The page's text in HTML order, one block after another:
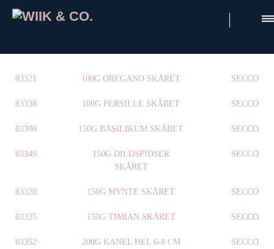
83321 100G OREGANO SKÅRET SECCO
83338 100G PERSILLE SKÅRET SECCO
83300 150G BASILIKUM SKÅRET SECCO
83349
150G DILDSPIDSER
SKÅRET
SECCO
83320 150G MYNTE SKÅRET SECCO
83335 150G TIMIAN SKÅRET SECCO
83352 200G KANEL HEL 6-8 CM SECCO